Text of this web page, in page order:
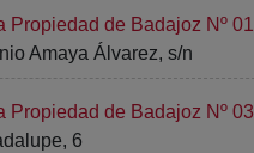
Propiedad de Badajoz Nº 01
Amaya Álvarez, s/n
Propiedad de Badajoz Nº 03
6